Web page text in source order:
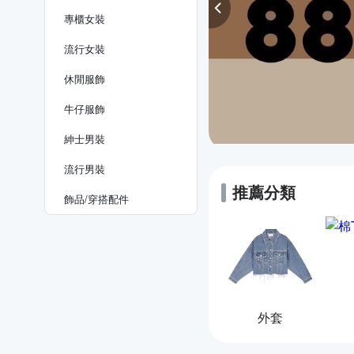
專櫃女裝
流行女裝
休閒服飾
牛仔服飾
紳士​男裝
流行男裝
飾品​/​穿搭​配件
推薦分類
外套